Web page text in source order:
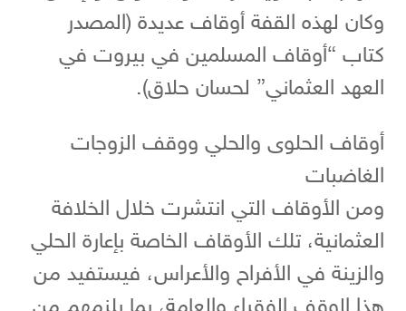
وكان لهذه القفة أوقاف عديدة (المصدر
كتاب “أوقاف المسلمين في بيروت في
العهد العثماني” لحسان حلاق).
أوقاف الحلوى والحلي ووقف الزوجات
الغاضبات
ومن الأوقاف التي انتشرت خلال الخلافة
العثمانية، تلك الأوقاف الخاصة بإعارة الحلي
والزينة في الأفراح والأعراس، فيستفيد من